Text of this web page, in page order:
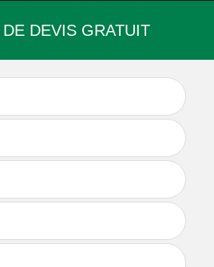
DEVIS GRATUIT